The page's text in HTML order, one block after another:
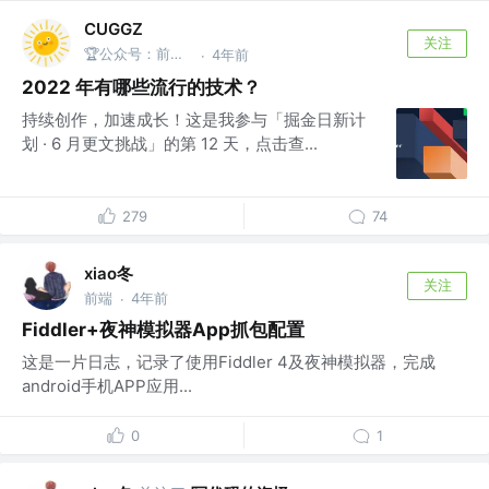
CUGGZ
🏆公众号：前端充电宝 · 4年前
关注
2022 年有哪些流行的技术？
持续创作，加速成长！这是我参与「掘金日新计
划 · 6 月更文挑战」的第 12 天，点击查...
279 74
xiao冬
前端 · 4年前
关注
Fiddler+夜神模拟器App抓包配置
这是一片日志，记录了使用Fiddler 4及夜神模拟器，完成
android手机APP应用...
0 1